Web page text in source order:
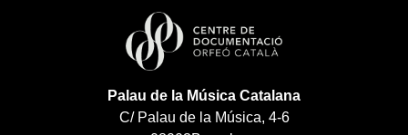
Palau de la Música Catalana
C/ Palau de la Música, 4-6